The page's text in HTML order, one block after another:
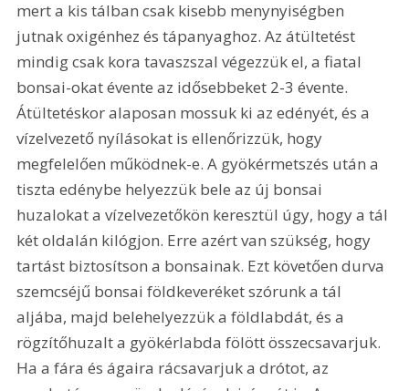
mert a kis tálban csak kisebb menynyiségben
jutnak oxigénhez és tápanyaghoz. Az átültetést
mindig csak kora tavaszszal végezzük el, a fiatal
bonsai-okat évente az idősebbeket 2-3 évente.
Átültetéskor alaposan mossuk ki az edényét, és a
vízelvezető nyílásokat is ellenőrizzük, hogy
megfelelően működnek-e. A gyökérmetszés után a
tiszta edénybe helyezzük bele az új bonsai
huzalokat a vízelvezetőkön keresztül úgy, hogy a tál
két oldalán kilógjon. Erre azért van szükség, hogy
tartást biztosítson a bonsainak. Ezt követően durva
szemcséjű bonsai földkeveréket szórunk a tál
aljába, majd belehelyezzük a földlabdát, és a
rögzítőhuzalt a gyökérlabda fölött összecsavarjuk.
Ha a fára és ágaira rácsavarjuk a drótot, az